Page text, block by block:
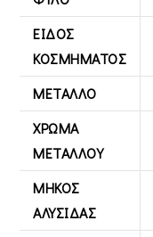
ΕΊΔΟΣ
ΚΟΣΜΉΜΑΤΟΣ
ΜΈΤΑΛΛΟ
ΧΡΏΜΑ
ΜΕΤΆΛΛΟΥ
ΜΉΚΟΣ
ΑΛΥΣΊΔΑΣ